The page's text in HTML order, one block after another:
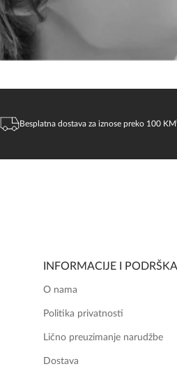
Besplatna dostava za iznose preko 100 KM
INFORMACIJE I PODRŠKA
O nama
Politika privatnosti
Lično preuzimanje narudžbe
Dostava